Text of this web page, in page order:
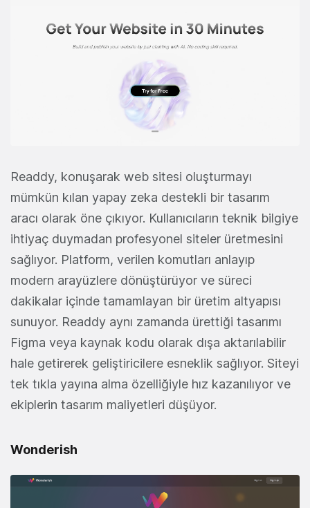
Readdy, konuşarak web sitesi oluşturmayı
mümkün kılan yapay zeka destekli bir tasarım
aracı olarak öne çıkıyor. Kullanıcıların teknik bilgiye
ihtiyaç duymadan profesyonel siteler üretmesini
sağlıyor. Platform, verilen komutları anlayıp
modern arayüzlere dönüştürüyor ve süreci
dakikalar içinde tamamlayan bir üretim altyapısı
sunuyor. Readdy aynı zamanda ürettiği tasarımı
Figma veya kaynak kodu olarak dışa aktarılabilir
hale getirerek geliştiricilere esneklik sağlıyor. Siteyi
tek tıkla yayına alma özelliğiyle hız kazanılıyor ve
ekiplerin tasarım maliyetleri düşüyor.
Wonderish